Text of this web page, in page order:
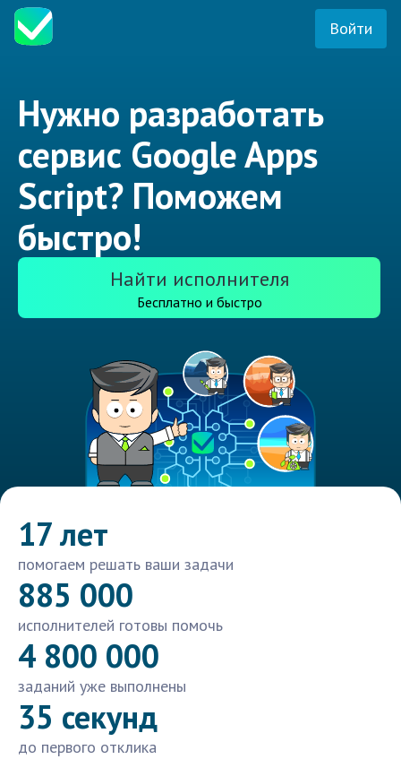
Войти
Нужно разработать
сервис Google Apps
Script? Поможем
быстро!
Найти исполнителя
Бесплатно и быстро
17 лет
помогаем решать ваши задачи
885 000
исполнителей готовы помочь
4 800 000
заданий уже выполнены
35 секунд
до первого отклика